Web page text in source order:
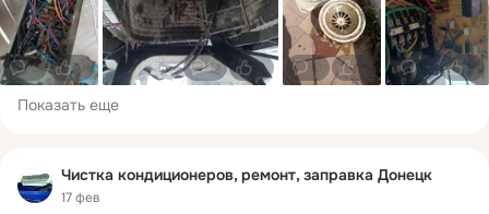
0 0 0 0 0 0 0 0
Показать еще
Чистка кондиционеров, ремонт, заправка Донецк
17 фев